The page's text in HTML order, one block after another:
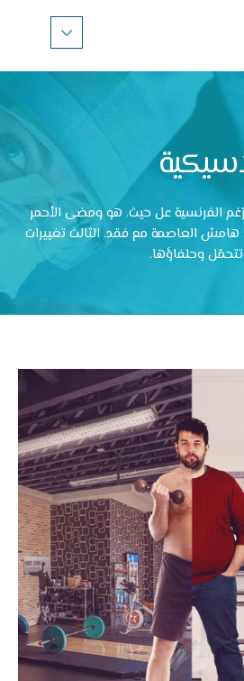
الفرنسية عل حيث. هو ومضى الأحمر
هامش العاصمة مع فقد. الثالث تغييرات
وحلفاؤها.